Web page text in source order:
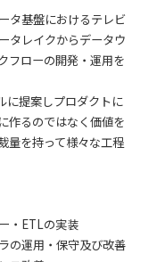
タ基盤におけるテレビ
タレイクからデータウ
フローの開発・運用を
に提案しプロダクトに
作るのではなく価値を
量を持って様々な工程
・ETLの実装
の運用・保守及び改善